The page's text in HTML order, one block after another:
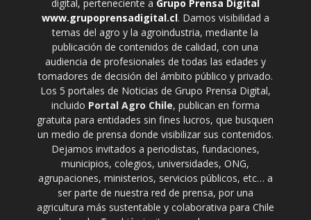
digital, perteneciente a Grupo Prensa Digital
www.grupoprensadigital.cl. Damos visibilidad a
temas del agro y la agroindustria, mediante la
publicación de contenidos de calidad, con una
audiencia de profesionales de todas las edades y
tomadores de decisión del ámbito público y privado.
Los 5 portales de Noticias de Grupo Prensa Digital,
incluido Portal Agro Chile, publican en forma
gratuita para entidades sin fines lucros, que busquen
un medio de prensa donde visibilizar sus contenidos.
Dejamos invitados a periodistas, fundaciones,
municipios, colegios, universidades, ONG,
agrupaciones, ministerios, servicios públicos, etc… a
ser parte de nuestra red de prensa, por una
agricultura más sustentable y colaborativa para Chile